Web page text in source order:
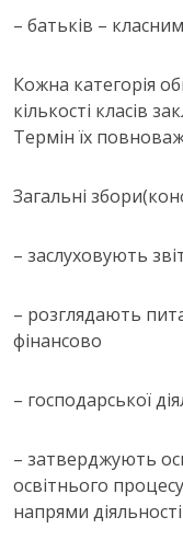
– батьків –
Кожна категорія
кількості класів
Термін їх
Загальні
– заслуховують
– розглядають
фінансово
– господарської
– затверджують
освітнього
напрями діяльності